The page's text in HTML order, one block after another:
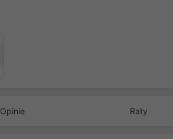
Opinie Raty